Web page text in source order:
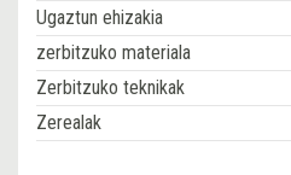
Ugaztun ehizakia
zerbitzuko materiala
Zerbitzuko teknikak
Zerealak